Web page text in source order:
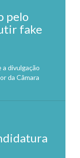
pelo
fake
divulgação
da Câmara